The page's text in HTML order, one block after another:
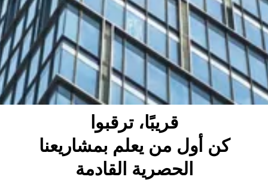
قريبًا، ترقبوا
كن أول من يعلم بمشاريعنا
الحصرية القادمة